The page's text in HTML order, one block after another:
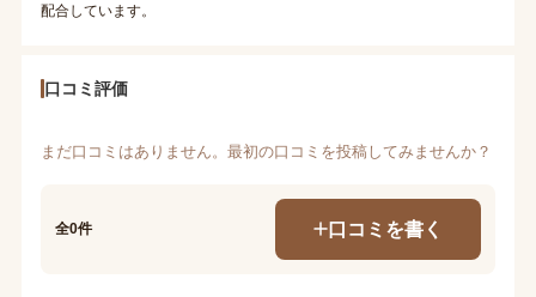
配合しています。
口コミ評価
まだ口コミはありません。最初の口コミを投稿してみませんか？
全0件 口コミを書く